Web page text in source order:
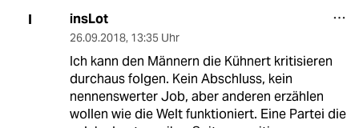
I insLot
26.09.2018, 13:35 Uhr
Ich kann den Männern die Kühnert kritisieren
durchaus folgen. Kein Abschluss, kein
nennenswerter Job, aber anderen erzählen
wollen wie die Welt funktioniert. Eine Partei die